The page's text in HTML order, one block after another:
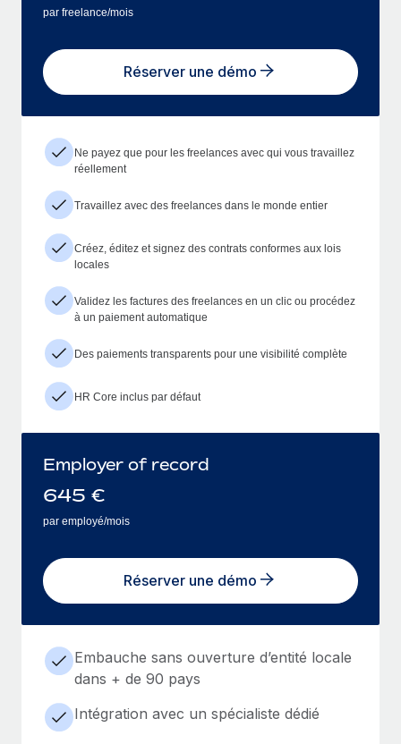
par freelance/mois
Réserver une démo
Ne payez que pour les freelances avec qui vous travaillez
réellement
Travaillez avec des freelances dans le monde entier
Créez, éditez et signez des contrats conformes aux lois
locales
Validez les factures des freelances en un clic ou procédez
à un paiement automatique
Des paiements transparents pour une visibilité complète
HR Core inclus par défaut
Employer of record
645 €
par employé/mois
Réserver une démo
Embauche sans ouverture d’entité locale
dans + de 90 pays
Intégration avec un spécialiste dédié